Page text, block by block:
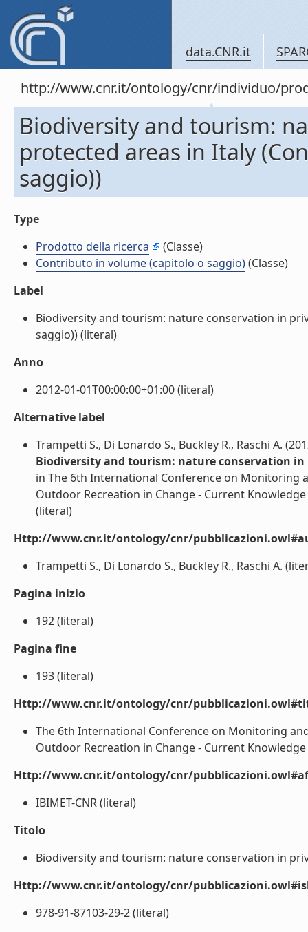
data.CNR.it
http://www.cnr.it/ontology/cnr/individuo/
Biodiversity and tourism:
protected areas in Italy
saggio))
Type
Prodotto della ricerca
(Classe)
Contributo in volume (capitolo o saggio)(Classe)
Label
Biodiversity and tourism: nature conservation in
saggio)) (literal)
Anno
2012-01-01T00:00:00+01:00 (literal)
Alternative label
Trampetti S., Di Lonardo S., Buckley R., Raschi A.
Biodiversity and tourism: nature conservation
in The 6th International Conference on Monitoring
Outdoor Recreation in Change - Current
(literal)
Http://www.cnr.it/ontology/cnr/
Trampetti S., Di Lonardo S., Buckley R., Raschi A.
Pagina inizio
192 (literal)
Pagina fine
193 (literal)
Http://www.cnr.it/ontology/cnr/
The 6th International Conference on Monitoring
Outdoor Recreation in Change - Current
Http://www.cnr.it/ontology/cnr/
IBIMET-CNR (literal)
Titolo
Biodiversity and tourism: nature conservation in
Http://www.cnr.it/ontology/cnr/
978-91-87103-29-2 (literal)